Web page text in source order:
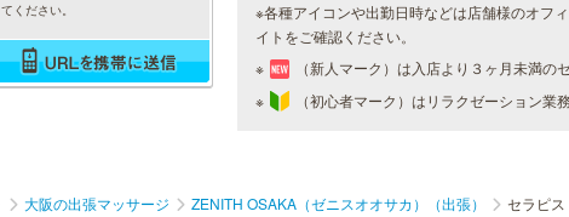
てください。
※各種アイコンや出勤日時などは店舗様のオフ
イトをご確認ください。
※
（新人マーク）は入店より３ヶ月未満の
※
（初心者マーク）はリラクゼーション業
大阪の出張マッサージ ZENITH OSAKA（ゼニスオオサカ）（出張） セラピス